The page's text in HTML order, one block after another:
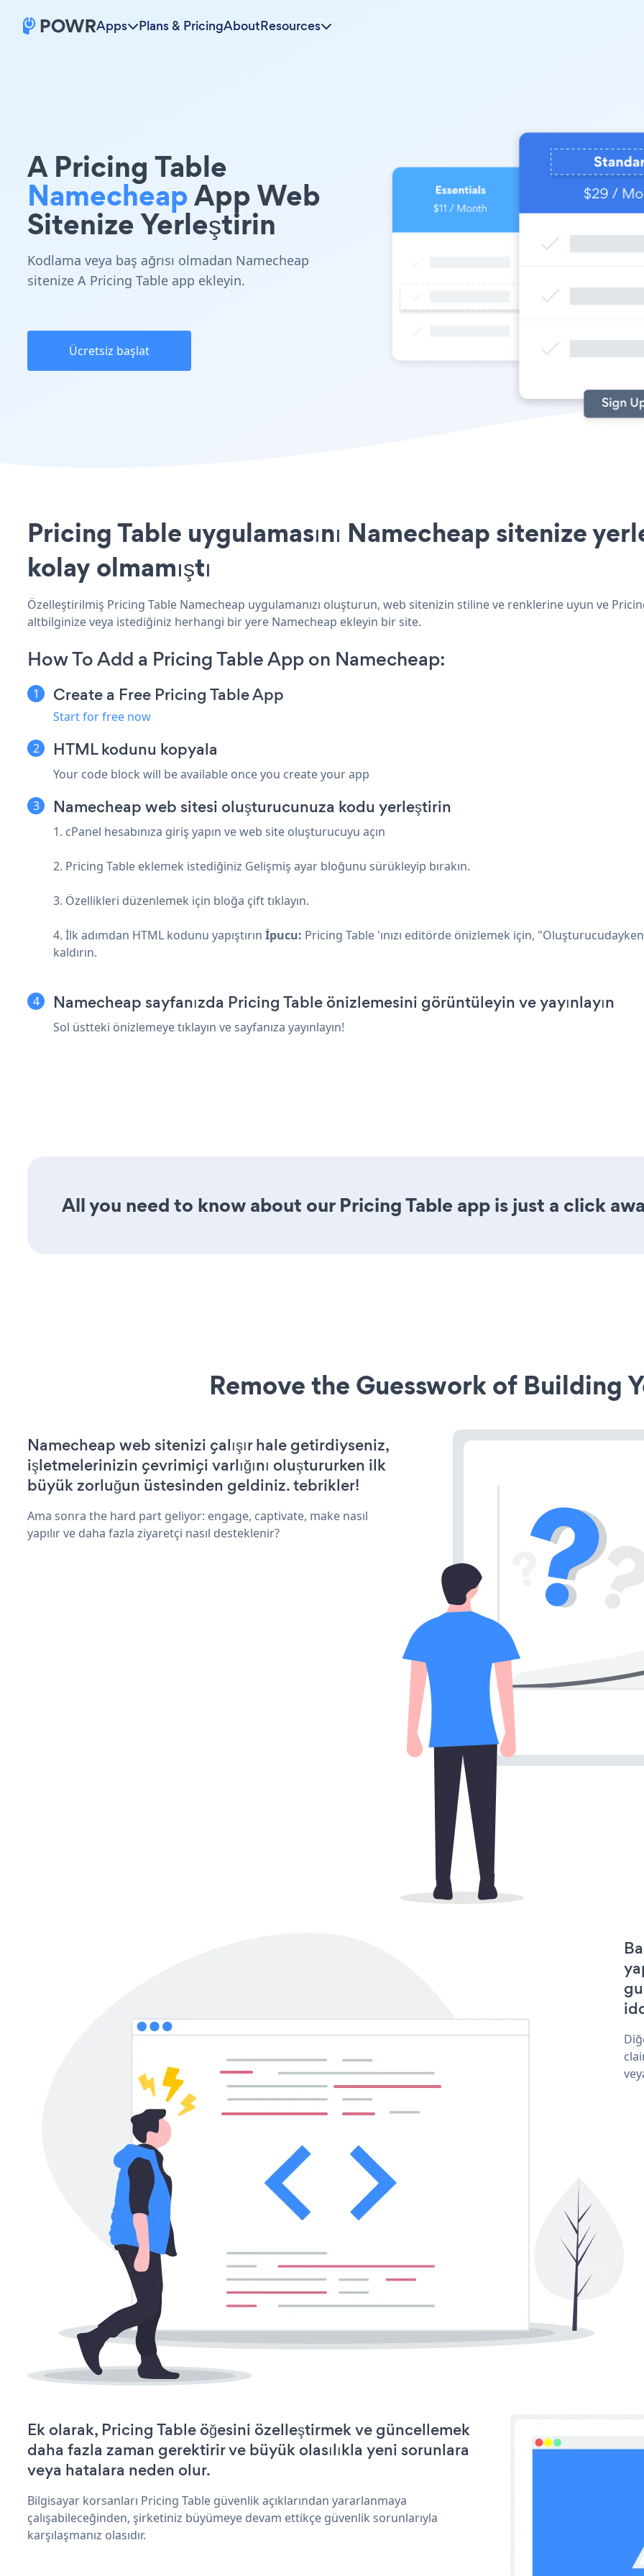
Apps Plans & PricingAboutResources
A Pricing Table
NamecheapApp Web
Sitenize Yerleştirin
Kodlama veya baş ağrısı olmadan Namecheap
sitenize A Pricing Table app ekleyin.
Ücretsiz başlat
Pricing Table uygulamasını Namecheap sitenize
kolay olmamıştı
Özelleştirilmiş Pricing Table Namecheap uygulamanızı oluşturun, web sitenizin stiline ve renklerine uyun ve
altbilginize veya istediğiniz herhangi bir yere Namecheap ekleyin bir site.
How To Add a Pricing Table App on Namecheap:
Create a Free Pricing Table App
Start for free now
HTML kodunu kopyala
Your code block will be available once you create your app
Namecheap web sitesi oluşturucunuza kodu yerleştirin
1. cPanel hesabınıza giriş yapın ve web site oluşturucuyu açın
2. Pricing Table eklemek istediğiniz Gelişmiş ayar bloğunu sürükleyip bırakın.
3. Özellikleri düzenlemek için bloğa çift tıklayın.
4. İlk adımdan HTML kodunu yapıştırın İpucu: Pricing Table 'ınızı editörde önizlemek için,
kaldırın.
Namecheap sayfanızda Pricing Table önizlemesini görüntüleyin ve yayınlayın
Sol üstteki önizlemeye tıklayın ve sayfanıza yayınlayın!
All you need to know about our Pricing Table app is just a click
Remove the Guesswork of Building
Namecheap web sitenizi çalışır hale getirdiyseniz,
işletmelerinizin çevrimiçi varlığını oluştururken ilk
büyük zorluğun üstesinden geldiniz. tebrikler!
Ama sonra the hard part geliyor: engage, captivate, make nasıl
yapılır ve daha fazla ziyaretçi nasıl desteklenir?
Ek olarak, Pricing Table öğesini özelleştirmek ve güncellemek
daha fazla zaman gerektirir ve büyük olasılıkla yeni sorunlara
veya hatalara neden olur.
Bilgisayar korsanları Pricing Table güvenlik açıklarından yararlanmaya
çalışabileceğinden, şirketiniz büyümeye devam ettikçe güvenlik sorunlarıyla
karşılaşmanız olasıdır.